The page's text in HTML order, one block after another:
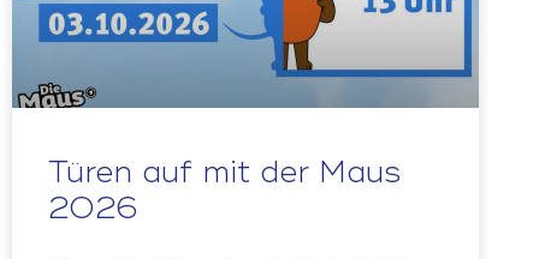
Türen auf mit der Maus
2026